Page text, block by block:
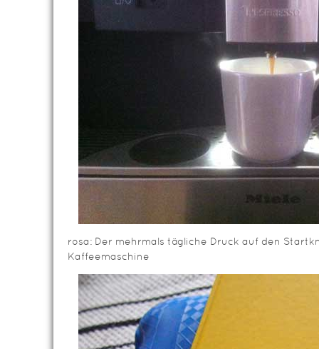
rosa: Der mehrmals tägliche Druck auf den
Kaffeemaschine